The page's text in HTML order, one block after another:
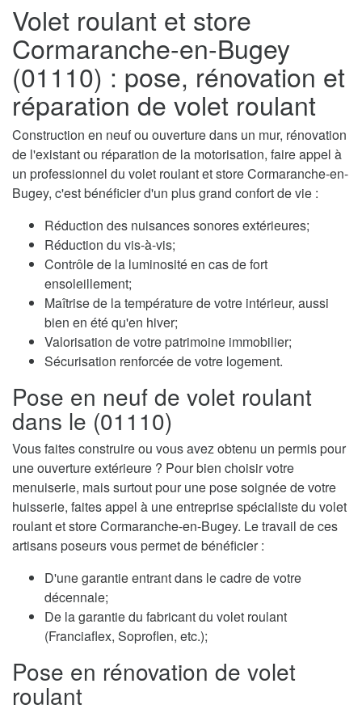
Volet roulant et store
Cormaranche-en-Bugey
(01110) : pose, rénovation et
réparation de volet roulant
Construction en neuf ou ouverture dans un mur, rénovation
de l'existant ou réparation de la motorisation, faire appel à
un professionnel du volet roulant et store Cormaranche-en-
Bugey, c'est bénéficier d'un plus grand confort de vie :
Réduction des nuisances sonores extérieures;
Réduction du vis-à-vis;
Contrôle de la luminosité en cas de fort
ensoleillement;
Maîtrise de la température de votre intérieur, aussi
bien en été qu'en hiver;
Valorisation de votre patrimoine immobilier;
Sécurisation renforcée de votre logement.
Pose en neuf de volet roulant
dans le (01110)
Vous faites construire ou vous avez obtenu un permis pour
une ouverture extérieure ? Pour bien choisir votre
menuiserie, mais surtout pour une pose soignée de votre
huisserie, faites appel à une entreprise spécialiste du volet
roulant et store Cormaranche-en-Bugey. Le travail de ces
artisans poseurs vous permet de bénéficier :
D'une garantie entrant dans le cadre de votre
décennale;
De la garantie du fabricant du volet roulant
(Franciaflex, Soproflen, etc.);
Pose en rénovation de volet
roulant